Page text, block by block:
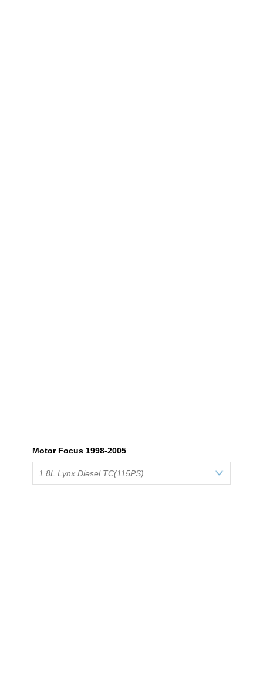
Motor Focus 1998-2005
1.8L Lynx Diesel TC(115PS)